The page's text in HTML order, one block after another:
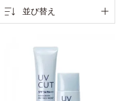
並び替え